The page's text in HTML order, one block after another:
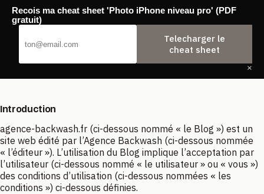
Passer
contenu
Agence Backwash
Introduction
agence-backwash.fr (ci-dessous nommé « le Blog ») est un
site web édité par l’Agence Backwash (ci-dessous nommée
« l’éditeur »). L’utilisation du Blog implique l’acceptation par
l’utilisateur (ci-dessous nommé « le utilisateur » ou « vous »)
des conditions d’utilisation (ci-dessous nommées « les
conditions ») ci-dessous définies.
Recois ma cheat sheet 'Photo iPhone niveau pro' (PDF
gratuit)
Telecharger le
cheat sheet
×